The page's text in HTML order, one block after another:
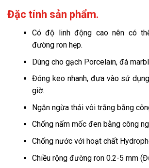
Đặc tính sản phẩm.
Có độ linh động cao nên có
đường ron hẹp.
Dùng cho gạch Porcelain, đá
Đóng keo nhanh, đưa vào sử
giờ.
Ngăn ngừa thải vôi trắng bằng
Chống nấm mốc đen bằng công
Chống nước với hoạt chất
Chiều rộng đường ron 0.2-5 mm